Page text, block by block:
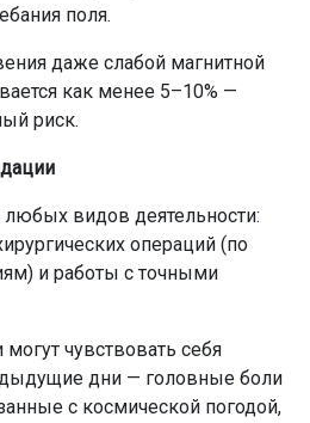
поля.
даже слабой магнитной
как менее 5–10% —
риск.
видов деятельности:
операций (по
и работы с точными
чувствовать себя
дни — головные боли
с космической погодой,